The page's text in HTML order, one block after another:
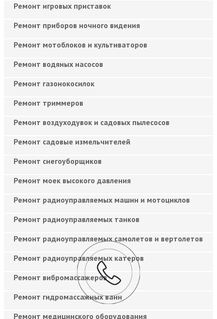
Ремонт игровых приставок
Ремонт приборов ночного видения
Ремонт мотоблоков и культиваторов
Ремонт водяных насосов
Ремонт газонокосилок
Ремонт триммеров
Ремонт воздуходувок и садовых пылесосов
Ремонт садовые измельчителей
Ремонт снегоуборщиков
Ремонт моек высокого давления
Ремонт радиоуправляемых машин и мотоциклов
Ремонт радиоуправляемых танков
Ремонт радиоуправляемых самолетов и вертолетов
Ремонт радиоуправляемых катеров
Ремонт вибромассажеров
Ремонт гидромассажных ванн
Ремонт медицинского оборудования